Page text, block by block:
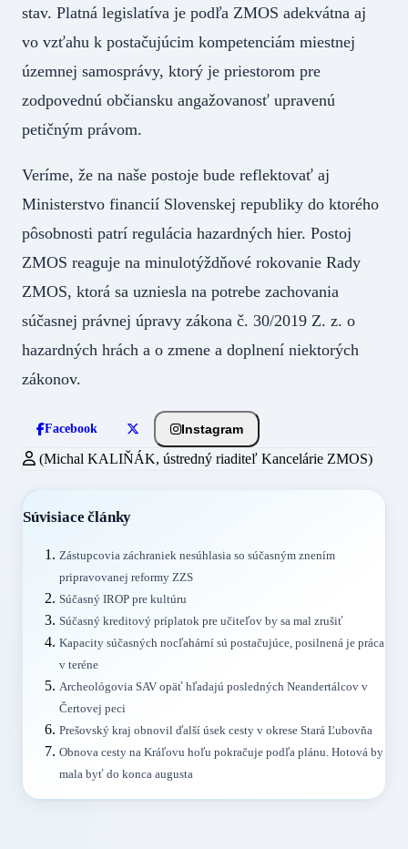
stav. Platná legislatíva je podľa ZMOS adekvátna aj
vo vzťahu k postačujúcim kompetenciám miestnej
územnej samosprávy, ktorý je priestorom pre
zodpovednú občiansku angažovanosť upravenú
petičným právom.
Veríme, že na naše postoje bude reflektovať aj
Ministerstvo financií Slovenskej republiky do ktorého
pôsobnosti patrí regulácia hazardných hier. Postoj
ZMOS reaguje na minulotýždňové rokovanie Rady
ZMOS, ktorá sa uzniesla na potrebe zachovania
súčasnej právnej úpravy zákona č. 30/2019 Z. z. o
hazardných hrách a o zmene a doplnení niektorých
zákonov.
Facebook Instagram
(Michal KALIŇÁK, ústredný riaditeľ Kancelárie ZMOS)
Súvisiace články
Zástupcovia záchraniek nesúhlasia so súčasným znením
pripravovanej reformy ZZS
Súčasný IROP pre kultúru
Súčasný kreditový príplatok pre učiteľov by sa mal zrušiť
Kapacity súčasných nocľahární sú postačujúce, posilnená je práca
v teréne
Archeológovia SAV opäť hľadajú posledných Neandertálcov v
Čertovej peci
Prešovský kraj obnovil ďalší úsek cesty v okrese Stará Ľubovňa
Obnova cesty na Kráľovu hoľu pokračuje podľa plánu. Hotová by
mala byť do konca augusta